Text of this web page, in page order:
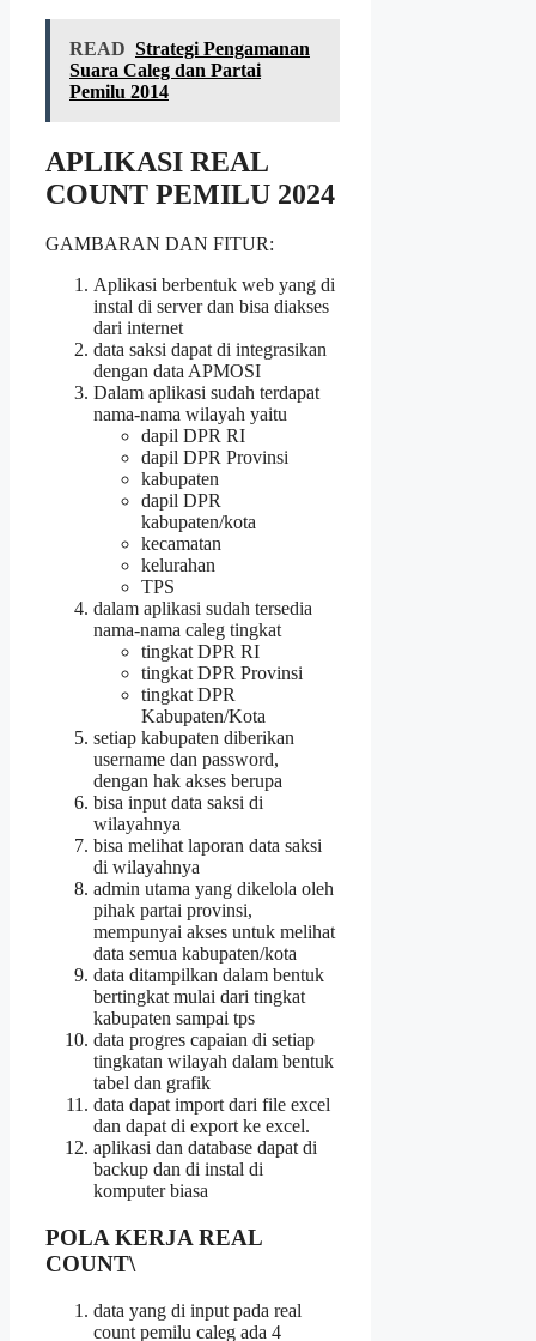
READ Strategi Pengamanan
Suara Caleg dan Partai
Pemilu 2014
APLIKASI REAL
COUNT PEMILU 2024
GAMBARAN DAN FITUR:
Aplikasi berbentuk web yang di
instal di server dan bisa diakses
dari internet
data saksi dapat di integrasikan
dengan data APMOSI
Dalam aplikasi sudah terdapat
nama-nama wilayah yaitu
dapil DPR RI
dapil DPR Provinsi
kabupaten
dapil DPR
kabupaten/kota
kecamatan
kelurahan
TPS
dalam aplikasi sudah tersedia
nama-nama caleg tingkat
tingkat DPR RI
tingkat DPR Provinsi
tingkat DPR
Kabupaten/Kota
setiap kabupaten diberikan
username dan password,
dengan hak akses berupa
bisa input data saksi di
wilayahnya
bisa melihat laporan data saksi
di wilayahnya
admin utama yang dikelola oleh
pihak partai provinsi,
mempunyai akses untuk melihat
data semua kabupaten/kota
data ditampilkan dalam bentuk
bertingkat mulai dari tingkat
kabupaten sampai tps
data progres capaian di setiap
tingkatan wilayah dalam bentuk
tabel dan grafik
data dapat import dari file excel
dan dapat di export ke excel.
aplikasi dan database dapat di
backup dan di instal di
komputer biasa
POLA KERJA REAL
COUNT\
data yang di input pada real
count pemilu caleg ada 4